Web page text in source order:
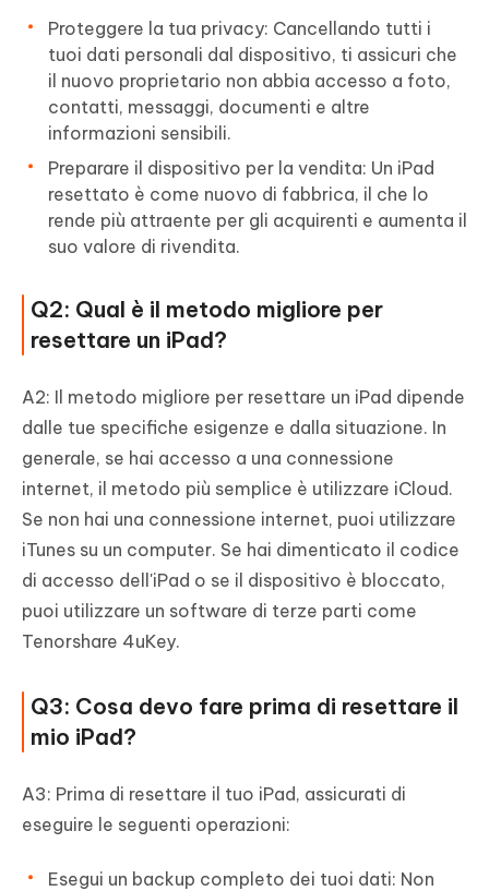
Proteggere la tua privacy: Cancellando tutti i
tuoi dati personali dal dispositivo, ti assicuri che
il nuovo proprietario non abbia accesso a foto,
contatti, messaggi, documenti e altre
informazioni sensibili.
Preparare il dispositivo per la vendita: Un iPad
resettato è come nuovo di fabbrica, il che lo
rende più attraente per gli acquirenti e aumenta il
suo valore di rivendita.
Q2: Qual è il metodo migliore per
resettare un iPad?
A2: Il metodo migliore per resettare un iPad dipende
dalle tue specifiche esigenze e dalla situazione. In
generale, se hai accesso a una connessione
internet, il metodo più semplice è utilizzare iCloud.
Se non hai una connessione internet, puoi utilizzare
iTunes su un computer. Se hai dimenticato il codice
di accesso dell'iPad o se il dispositivo è bloccato,
puoi utilizzare un software di terze parti come
Tenorshare 4uKey.
Q3: Cosa devo fare prima di resettare il
mio iPad?
A3: Prima di resettare il tuo iPad, assicurati di
eseguire le seguenti operazioni:
Esegui un backup completo dei tuoi dati: Non